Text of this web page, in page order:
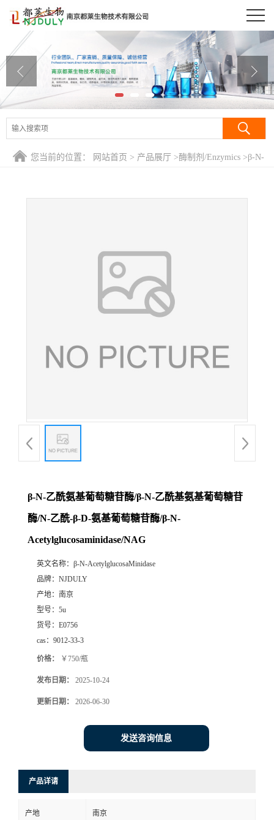
公司首页
公司介绍
公司动态
产品展厅
证书荣誉
您当前的位置： 网站首页 > 产品展厅 >酶制剂/Enzymics >β-N-
β-N-乙酰氨基葡萄糖苷酶/β-N-乙酰基氨基葡萄糖苷
酶/N-乙酰-β-D-氨基葡萄糖苷酶/β-N-
Acetylglucosaminidase/NAG
英文名称： β-N-AcetylglucosaMinidase
品牌： NJDULY
产地： 南京
型号： 5u
货号： E0756
cas： 9012-33-3
价格： ￥750/瓶
发布日期： 2025-10-24
更新日期： 2026-06-30
发送咨询信息
产品详请
产地 南京